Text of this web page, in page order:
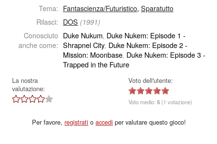
Tema: Fantascienza/Futuristico,Sparatutto
Rilasci: DOS (1991)
Conosciuto
anche come:
Duke Nukum, Duke Nukem: Episode 1 -
Shrapnel City, Duke Nukem: Episode 2 -
Mission: Moonbase, Duke Nukem: Episode 3 -
Trapped in the Future
La nostra
valutazione:
Voto dell'utente:
Voto medio:5 (1 votazione)
Per favore,registrati oaccedi per valutare questo gioco!